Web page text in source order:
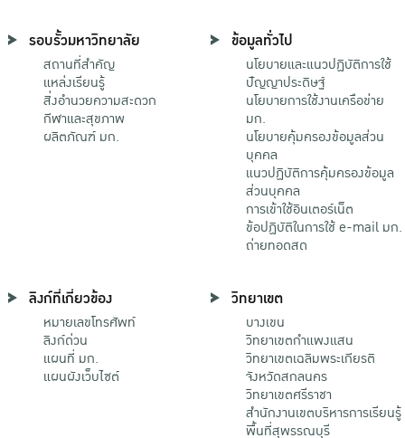
รอบรั้วมหาวิทยาลัย
สถานที่สำคัญ
แหล่งเรียนรู้
สิ่งอำนวยความสะดวก
กีฬาและสุขภาพ
ผลิตภัณฑ์ มก.
ข้อมูลทั่วไป
นโยบายและแนวปฏิบัติการใช้
ปัญญาประดิษฐ์
นโยบายการใช้งานเครือข่าย
มก.
นโยบายคุ้มครองข้อมูลส่วน
บุคคล
แนวปฏิบัติการคุ้มครองข้อมูล
ส่วนบุคคล
การเข้าใช้อินเตอร์เน็ต
ข้อปฏิบัติในการใช้ e-mail มก.
ถ่ายทอดสด
ลิงก์ที่เกี่ยวข้อง
หมายเลขโทรศัพท์
ลิงก์ด่วน
แผนที่ มก.
แผนผังเว็บไซต์
วิทยาเขต
บางเขน
วิทยาเขตกําแพงแสน
วิทยาเขตเฉลิมพระเกียรติ
จังหวัดสกลนคร
วิทยาเขตศรีราชา
สำนักงานเขตบริหารการเรียนรู้
พื้นที่สุพรรณบุรี